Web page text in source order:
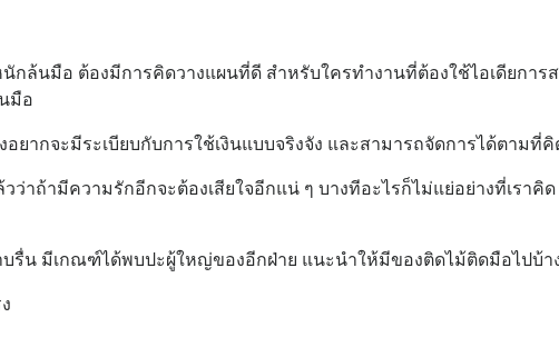
กล้นมือ ต้องมีการคิดวางแผนที่ดี สำหรับใครทำงานที่ต้องใช้ไอเดียการ
มือ
งอยากจะมีระเบียบกับการใช้เงินแบบจริงจัง และสามารถจัดการได้ตามที่คิ
ว่าถ้ามีความรักอีกจะต้องเสียใจอีกแน่ ๆ บางทีอะไรก็ไม่แย่อย่างที่เราคิด
รื่น มีเกณฑ์ได้พบปะผู้ใหญ่ของอีกฝ่าย แนะนำให้มีของติดไม้ติดมือไปบ้า